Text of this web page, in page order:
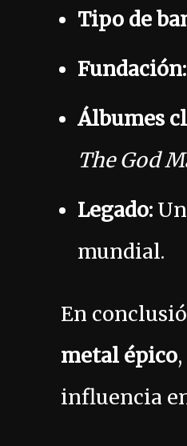
Tipo de
Fundación:
Álbumes
The God
Legado:
mundial.
En
metal épico
influencia